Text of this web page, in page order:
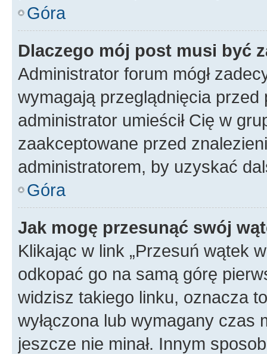
Góra
Dlaczego mój post musi być
Administrator forum mógł
wymagają przeglądnięcia
administrator umieścił Cię w
zaakceptowane przed
administratorem, by uzyskać
Góra
Jak mogę przesunąć swój
Klikając w link „Przesuń wątek
odkopać go na samą górę
widzisz takiego linku, oznacza
wyłączona lub wymagany czas
jeszcze nie minał. Innym